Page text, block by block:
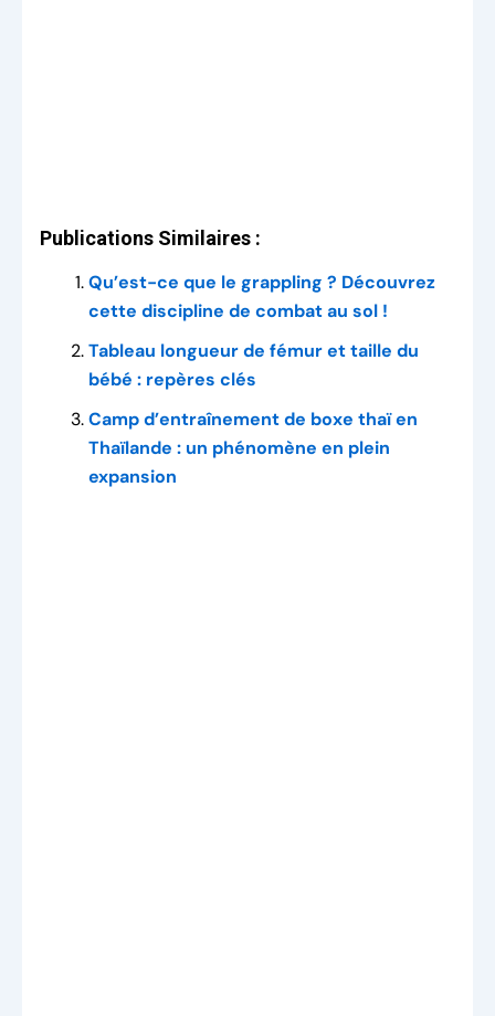
Publications Similaires :
Qu’est-ce que le grappling ? Découvrez
cette discipline de combat au sol !
Tableau longueur de fémur et taille du
bébé : repères clés
Camp d’entraînement de boxe thaï en
Thaïlande : un phénomène en plein
expansion